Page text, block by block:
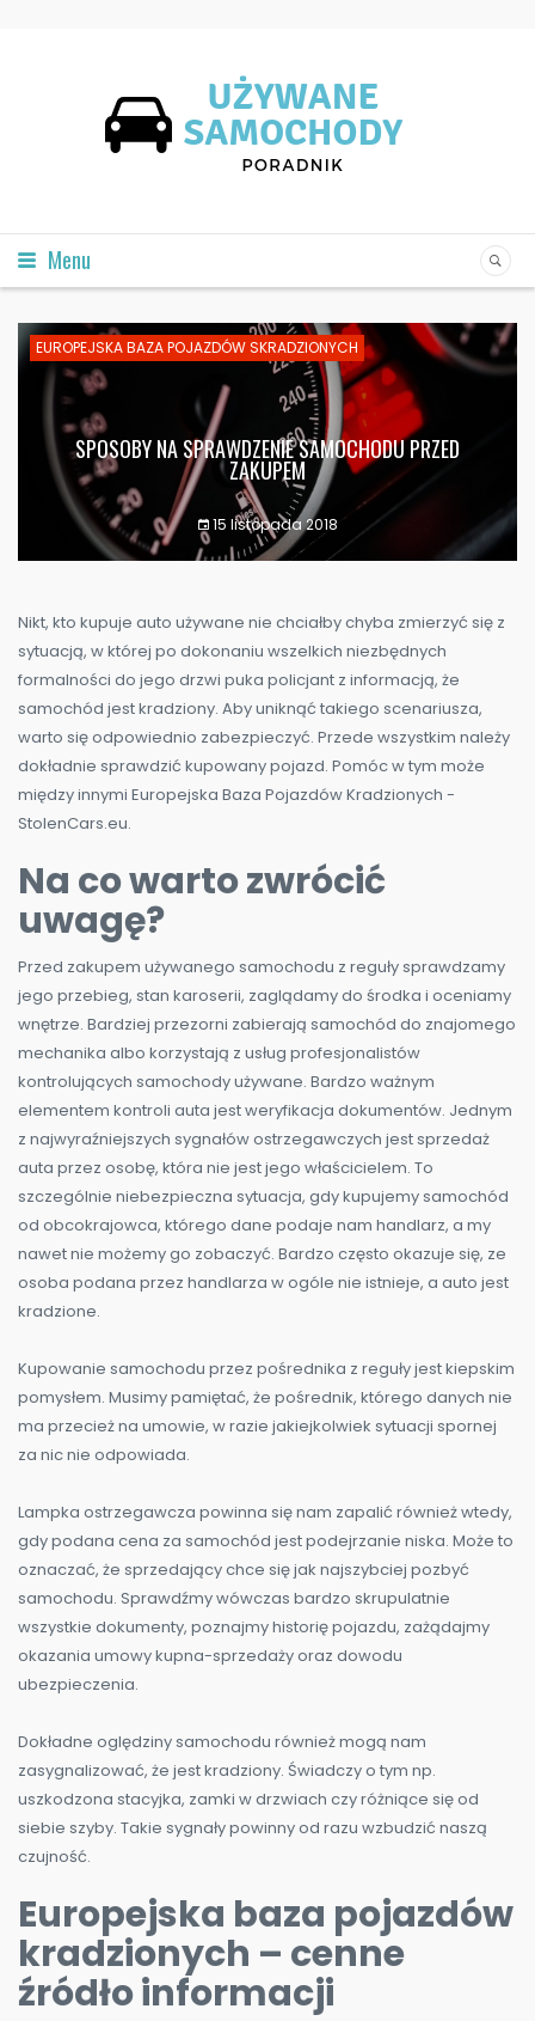
Menu
EUROPEJSKA BAZA POJAZDÓW SKRADZIONYCH
SPOSOBY NA SPRAWDZENIE SAMOCHODU PRZED
ZAKUPEM
15 listopada 2018
Nikt, kto kupuje auto używane nie chciałby chyba zmierzyć się z
sytuacją, w której po dokonaniu wszelkich niezbędnych
formalności do jego drzwi puka policjant z informacją, że
samochód jest kradziony. Aby uniknąć takiego scenariusza,
warto się odpowiednio zabezpieczyć. Przede wszystkim należy
dokładnie sprawdzić kupowany pojazd. Pomóc w tym może
między innymi Europejska Baza Pojazdów Kradzionych -
StolenCars.eu.
Na co warto zwrócić
uwagę?
Przed zakupem używanego samochodu z reguły sprawdzamy
jego przebieg, stan karoserii, zaglądamy do środka i oceniamy
wnętrze. Bardziej przezorni zabierają samochód do znajomego
mechanika albo korzystają z usług profesjonalistów
kontrolujących samochody używane. Bardzo ważnym
elementem kontroli auta jest weryfikacja dokumentów. Jednym
z najwyraźniejszych sygnałów ostrzegawczych jest sprzedaż
auta przez osobę, która nie jest jego właścicielem. To
szczególnie niebezpieczna sytuacja, gdy kupujemy samochód
od obcokrajowca, którego dane podaje nam handlarz, a my
nawet nie możemy go zobaczyć. Bardzo często okazuje się, ze
osoba podana przez handlarza w ogóle nie istnieje, a auto jest
kradzione.
Kupowanie samochodu przez pośrednika z reguły jest kiepskim
pomysłem. Musimy pamiętać, że pośrednik, którego danych nie
ma przecież na umowie, w razie jakiejkolwiek sytuacji spornej
za nic nie odpowiada.
Lampka ostrzegawcza powinna się nam zapalić również wtedy,
gdy podana cena za samochód jest podejrzanie niska. Może to
oznaczać, że sprzedający chce się jak najszybciej pozbyć
samochodu. Sprawdźmy wówczas bardzo skrupulatnie
wszystkie dokumenty, poznajmy historię pojazdu, zażądajmy
okazania umowy kupna-sprzedaży oraz dowodu
ubezpieczenia.
Dokładne oględziny samochodu również mogą nam
zasygnalizować, że jest kradziony. Świadczy o tym np.
uszkodzona stacyjka, zamki w drzwiach czy różniące się od
siebie szyby. Takie sygnały powinny od razu wzbudzić naszą
czujność.
Europejska baza pojazdów
kradzionych – cenne
źródło informacji